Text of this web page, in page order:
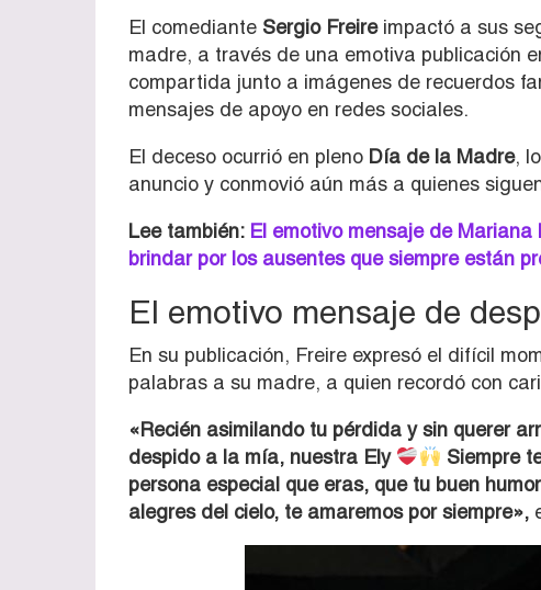
El comediante Sergio Freireimpactó a sus
madre, a través de una emotiva publicación
compartida junto a imágenes de recuerdos
mensajes de apoyo en redes sociales.
El deceso ocurrió en pleno Día de la Madre,
anuncio y conmovió aún más a quienes
Lee también:El emotivo mensaje de Mariana
brindar por los ausentes que siempre están
El emotivo mensaje de
En su publicación, Freire expresó el difícil
palabras a su madre, a quien recordó con
«Recién asimilando tu pérdida y sin querer
despido a la mía, nuestra Ely
Siempre
persona especial que eras, que tu buen
alegres del cielo, te amaremos por siempre»,